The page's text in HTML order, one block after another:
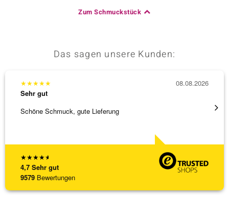
Zum Schmuckstück
Das sagen unsere Kunden:
★★★★★
4,7 Sehr gut
9579 Bewertungen
★★★★★
Sehr gut
Schöne Schmuck, gute Lieferung
08.08.2026